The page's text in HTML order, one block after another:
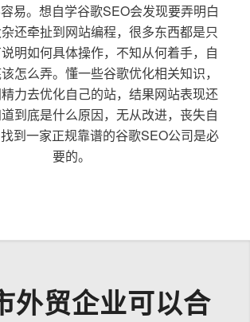
易。想自学谷歌SEO会发现要弄明白
还牵扯到网站编程，很多东西都是只
明如何具体操作，不知从何着手，自
怎么弄。懂一些谷歌优化相关知识，
力去优化自己的站，结果网站表现还
到底是什么原因，无从改进，丧失自
到一家正规靠谱的谷歌SEO公司是必
要的。
外贸企业可以合